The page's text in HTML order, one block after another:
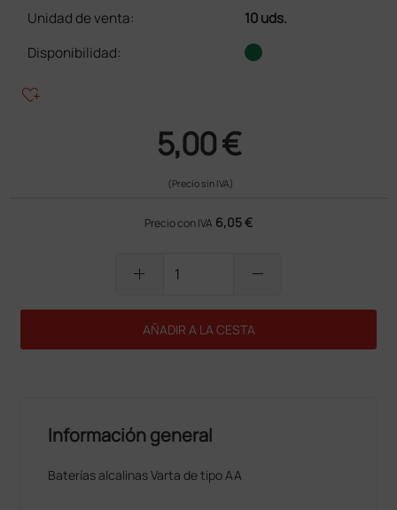
Unidad de venta:
10 uds.
Disponibilidad:
heart_plus
5,00 €
(Precio sin IVA)
Precio con IVA 6,05 €
add remove
AÑADIR A LA CESTA
Información general
Baterías alcalinas Varta de tipo AA